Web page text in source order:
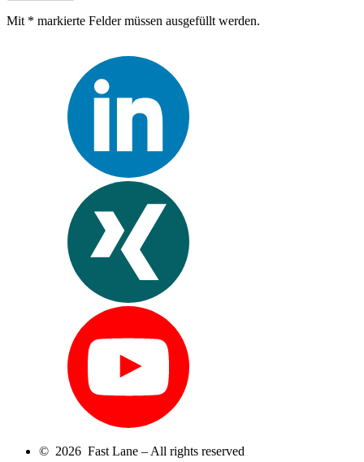
Mit * markierte Felder müssen ausgefüllt werden.
© 2026 Fast Lane – All rights reserved